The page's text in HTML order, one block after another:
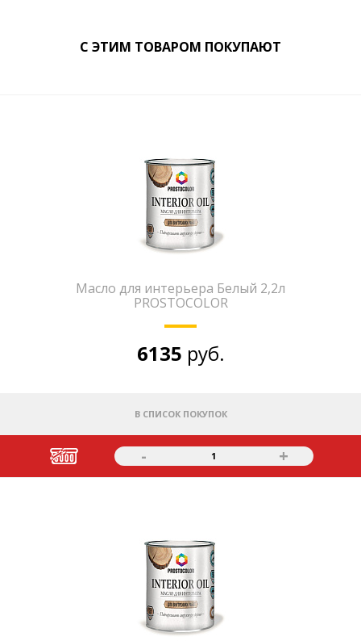
С ЭТИМ ТОВАРОМ ПОКУПАЮТ
Масло для интерьера Белый 2,2л
PROSTOCOLOR
6135 руб.
В СПИСОК ПОКУПОК
- 1 +